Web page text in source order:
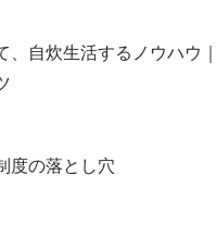
、自炊生活するノウハウ
度の落とし穴